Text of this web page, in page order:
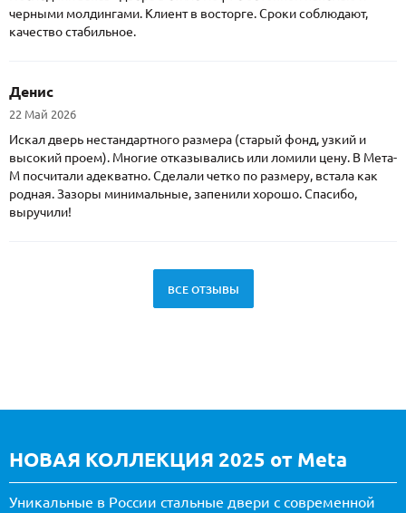
черными молдингами. Клиент в восторге. Сроки соблюдают,
качество стабильное.
Денис
22 Май 2026
Искал дверь нестандартного размера (старый фонд, узкий и
высокий проем). Многие отказывались или ломили цену. В Мета-
М посчитали адекватно. Сделали четко по размеру, встала как
родная. Зазоры минимальные, запенили хорошо. Спасибо,
выручили!
ВСЕ ОТЗЫВЫ
НОВАЯ КОЛЛЕКЦИЯ 2025 от Meta
Уникальные в России стальные двери с современной